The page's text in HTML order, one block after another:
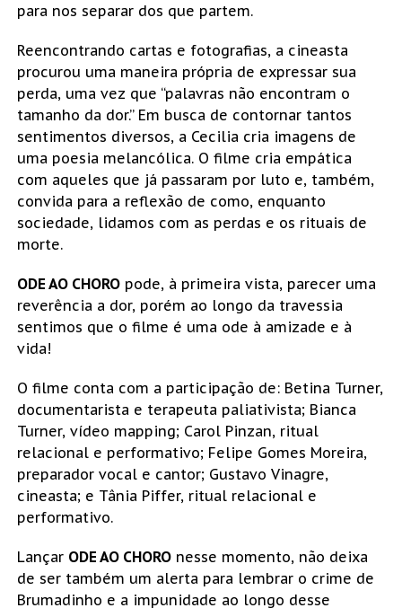
para nos separar dos que partem.
Reencontrando cartas e fotografias, a cineasta
procurou uma maneira própria de expressar sua
perda, uma vez que “palavras não encontram o
tamanho da dor.” Em busca de contornar tantos
sentimentos diversos, a Cecilia cria imagens de
uma poesia melancólica. O filme cria empática
com aqueles que já passaram por luto e, também,
convida para a reflexão de como, enquanto
sociedade, lidamos com as perdas e os rituais de
morte.
ODE AO CHOROpode, à primeira vista, parecer uma
reverência a dor, porém ao longo da travessia
sentimos que o filme é uma ode à amizade e à
vida!
O filme conta com a participação de: Betina Turner,
documentarista e terapeuta paliativista; Bianca
Turner, vídeo mapping; Carol Pinzan, ritual
relacional e performativo; Felipe Gomes Moreira,
preparador vocal e cantor; Gustavo Vinagre,
cineasta; e Tânia Piffer, ritual relacional e
performativo.
Lançar ODE AO CHOROnesse momento, não deixa
de ser também um alerta para lembrar o crime de
Brumadinho e a impunidade ao longo desse